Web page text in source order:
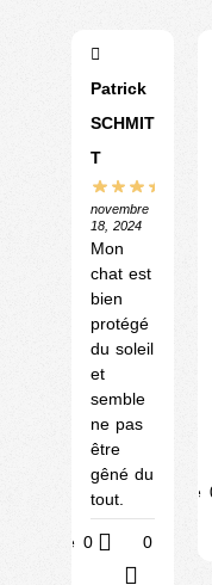
Patrick
SCHMIT
T
novembre
18, 2024
Mon
chat est
bien
protégé
du soleil
et
semble
ne pas
être
gêné du
tout.
Utile 0 0
Utile